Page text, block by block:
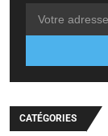
CATÉGORIES